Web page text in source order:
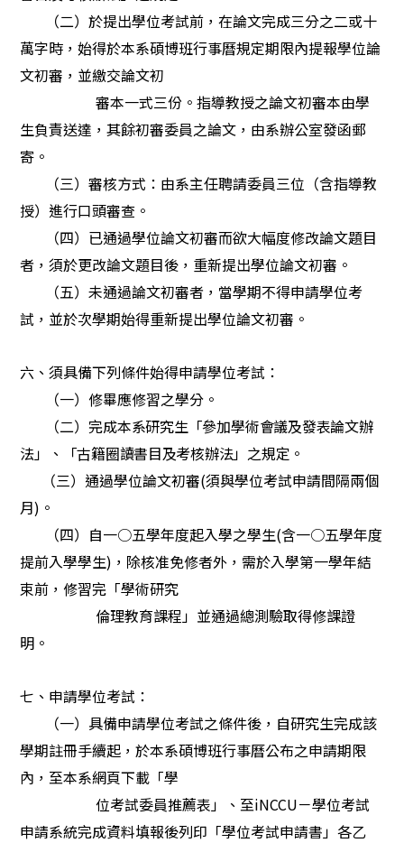
（二）於提出學位考試前，在論文完成三分之二或十
萬字時，始得於本系碩博班行事曆規定期限內提報學位論
文初審，並繳交論文初
審本一式三份。指導教授之論文初審本由學
生負責送達，其餘初審委員之論文，由系辦公室發函郵
寄。
（三）審核方式：由系主任聘請委員三位（含指導教
授）進行口頭審查。
（四）已通過學位論文初審而欲大幅度修改論文題目
者，須於更改論文題目後，重新提出學位論文初審。
（五）未通過論文初審者，當學期不得申請學位考
試，並於次學期始得重新提出學位論文初審。
六、須具備下列條件始得申請學位考試：
（一）修畢應修習之學分。
（二） 完成本系研究生「參加學術會議及發表論文辦
法」、「古籍圈讀書目及考核辦法」之規定。
（三）通過學位論文初審(須與學位考試申請間隔兩個
月)。
（四）自一○五學年度起入學之學生(含一○五學年度
提前入學學生)，除核准免修者外，需於入學第一學年結
束前，修習完「學術研究
倫理教育課程」並通過總測驗取得修課證
明。
七、申請學位考試：
（一）具備申請學位考試之條件後，自研究生完成該
學期註冊手續起，於本系碩博班行事曆公布之申請期限
內，至本系網頁下載「學
位考試委員推薦表」、至iNCCU－學位考試
申請系統完成資料填報後列印「學位考試申請書」各乙